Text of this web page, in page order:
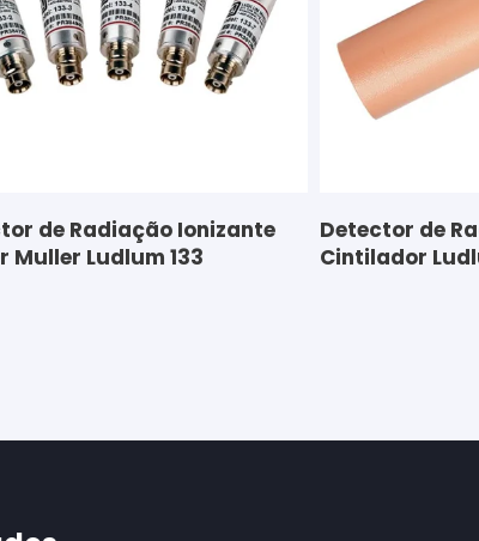
de Radiação Ionizante
Muller Ludlum 133
Detector de
Cintilador